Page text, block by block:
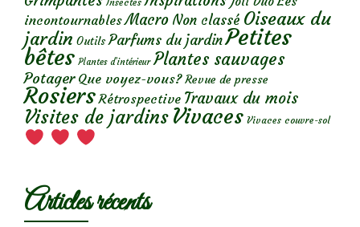
Insectes
incontournables Macro Non classé Oiseaux du
jardin Outils Parfums du jardinPetites
bêtes Plantes d’intérieur Plantes sauvages
Potager Que voyez-vous? Revue de presse
Rosiers Rétrospective Travaux du mois
Visites de jardins Vivaces Vivaces couvre-sol
Articles récents